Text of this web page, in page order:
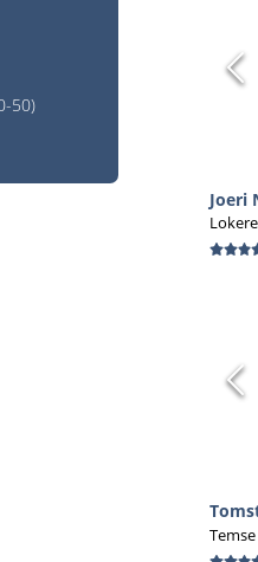
50)
Joeri
Temse